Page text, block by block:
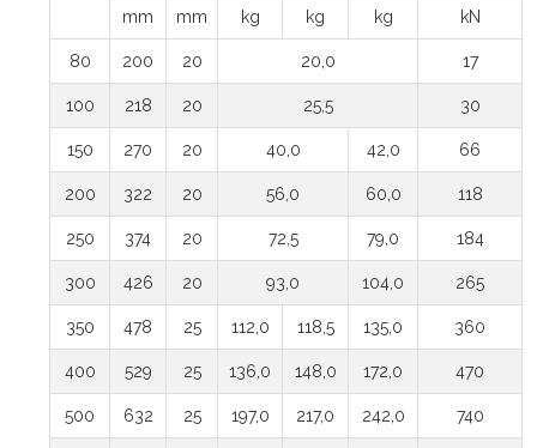
mm mm kg kg kg kN
80 200 20 20,0 17
100 218 20 25,5 30
150 270 20 40,0 42,0 66
200 322 20 56,0 60,0 118
250 374 20 72,5 79,0 184
300 426 20 93,0 104,0 265
350 478 25 112,0 118,5 135,0 360
400 529 25 136,0 148,0 172,0 470
500 632 25 197,0 217,0 242,0 740